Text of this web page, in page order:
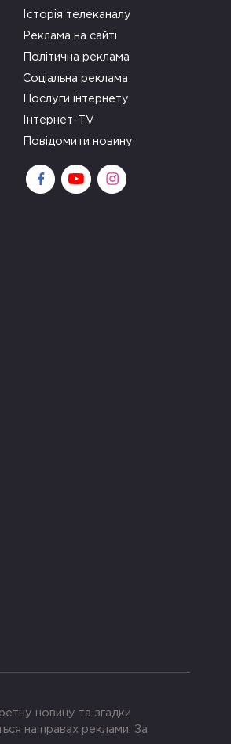
Історія телеканалу
Реклама на сайті
Політична реклама
Соціальна реклама
Послуги інтернету
Інтернет-TV
Повідомити новину
новину та згадки
на правах реклами. За